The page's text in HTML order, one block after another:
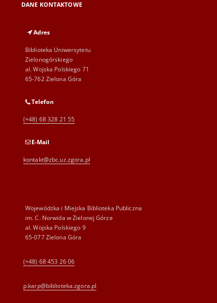
DANE KONTAKTOWE
Adres
Biblioteka Uniwersytetu
Zielonogórskiego
al. Wojska Polskiego 71
65-762 Zielona Góra
Telefon
(+48) 68 328 21 55
E-Mail
kontakt@zbc.uz.zgora.pl
Wojewódzka i Miejska Biblioteka Publiczna
im. C. Norwida w Zielonej Górze
al. Wojska Polskiego 9
65-077 Zielona Góra
(+48) 68 453 26 06
p.karp@biblioteka.zgora.pl